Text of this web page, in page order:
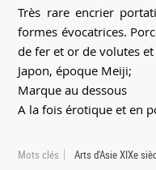
Très rare encrier
formes évocatrices.
de fer et or de volutes
Japon, époque Meiji;
Marque au dessous
A la fois érotique et en
Mots clés Arts d'Asie XIXe